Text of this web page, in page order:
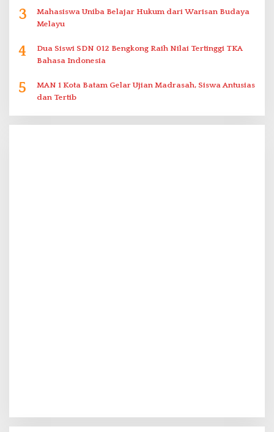
3
Mahasiswa Uniba Belajar Hukum dari Warisan Budaya
Melayu
4
Dua Siswi SDN 012 Bengkong Raih Nilai Tertinggi TKA
Bahasa Indonesia
5
MAN 1 Kota Batam Gelar Ujian Madrasah, Siswa Antusias
dan Tertib